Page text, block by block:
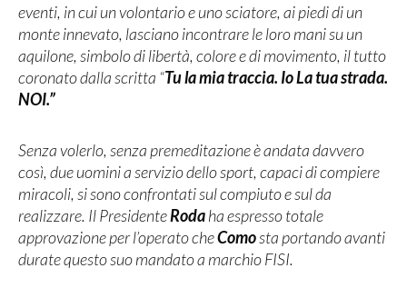
eventi, in cui un volontario e uno sciatore, ai piedi di un
monte innevato, lasciano incontrare le loro mani su un
aquilone, simbolo di libertà, colore e di movimento, il tutto
coronato dalla scritta “Tu la mia traccia. Io La tua strada.
NOI.”
Senza volerlo, senza premeditazione è andata davvero
così, due uomini a servizio dello sport, capaci di compiere
miracoli, si sono confrontati sul compiuto e sul da
realizzare. Il PresidenteRodaha espresso totale
approvazione per l’operato cheComosta portando avanti
durate questo suo mandato a marchio FISI.